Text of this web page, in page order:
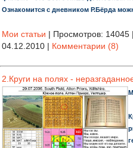
Ознакомится с дневником Р.Бёрда
Мои статьи | Просмотров: 14045 |
04.12.2010 | Комментарии (8)
2.Круги на полях -